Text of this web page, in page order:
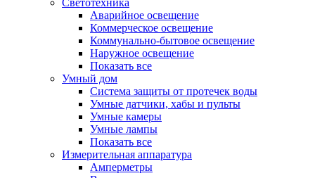
Светотехника
Аварийное освещение
Коммерческое освещение
Коммунально-бытовое освещение
Наружное освещение
Показать все
Умный дом
Система защиты от протечек воды
Умные датчики, хабы и пульты
Умные камеры
Умные лампы
Показать все
Измерительная аппаратура
Амперметры